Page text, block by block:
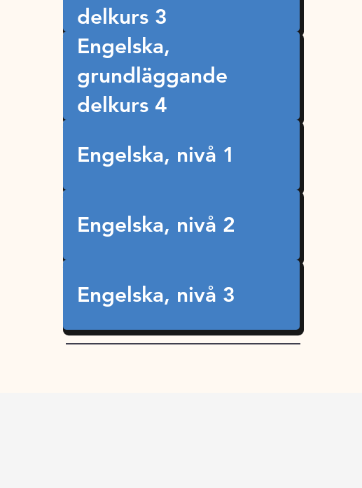
delkurs 3
Engelska,
grundläggande
delkurs 4
Engelska, nivå 1
Engelska, nivå 2
Engelska, nivå 3